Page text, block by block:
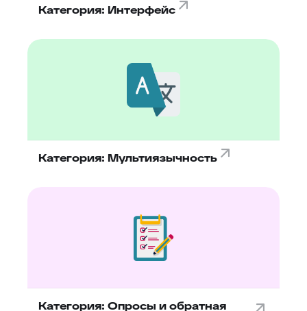
Категория: Интерфейс
Категория: Мультиязычность
Категория: Опросы и обратная